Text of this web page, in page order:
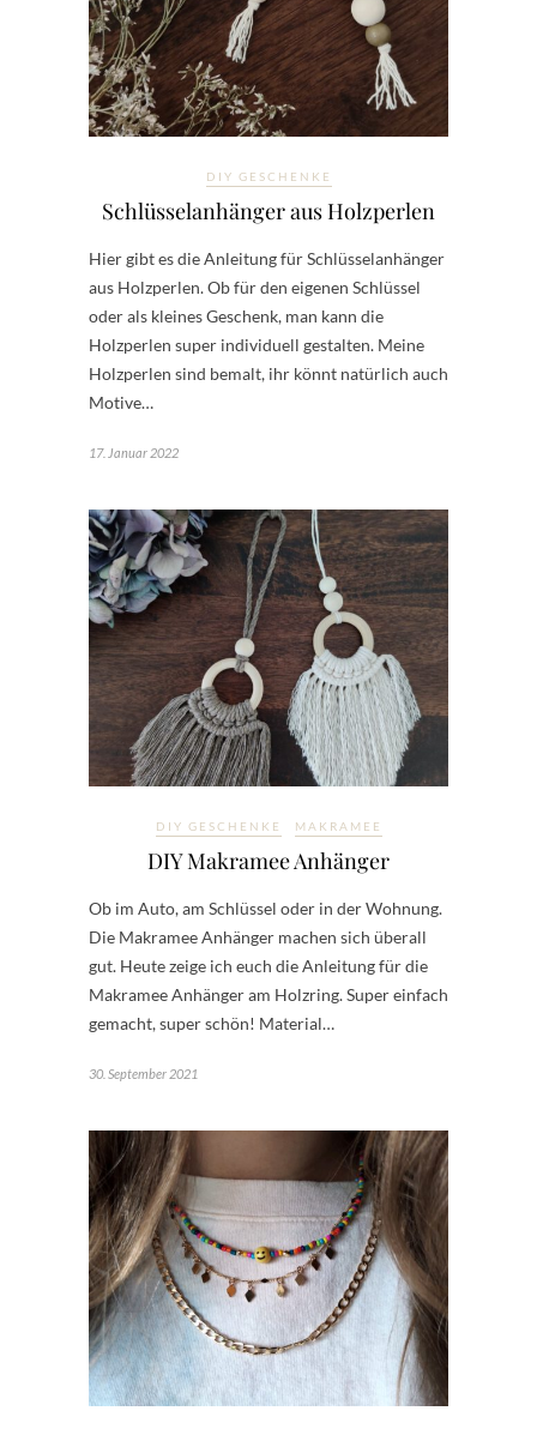
DIY GESCHENKE
Schlüsselanhänger aus Holzperlen
Hier gibt es die Anleitung für Schlüsselanhänger
aus Holzperlen. Ob für den eigenen Schlüssel
oder als kleines Geschenk, man kann die
Holzperlen super individuell gestalten. Meine
Holzperlen sind bemalt, ihr könnt natürlich auch
Motive…
17. Januar 2022
DIY GESCHENKE MAKRAMEE
DIY Makramee Anhänger
Ob im Auto, am Schlüssel oder in der Wohnung.
Die Makramee Anhänger machen sich überall
gut. Heute zeige ich euch die Anleitung für die
Makramee Anhänger am Holzring. Super einfach
gemacht, super schön! Material…
30. September 2021